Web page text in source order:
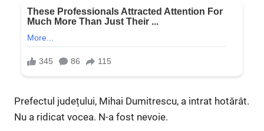
Prefectul județului, Mihai Dumitrescu, a intrat hotărât.
Nu a ridicat vocea. N-a fost nevoie.